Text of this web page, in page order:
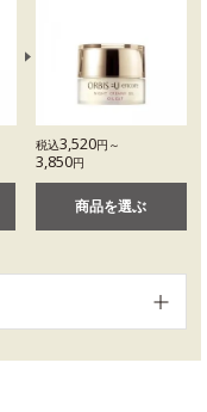
税込3,520円～
3,850円
商品を選ぶ